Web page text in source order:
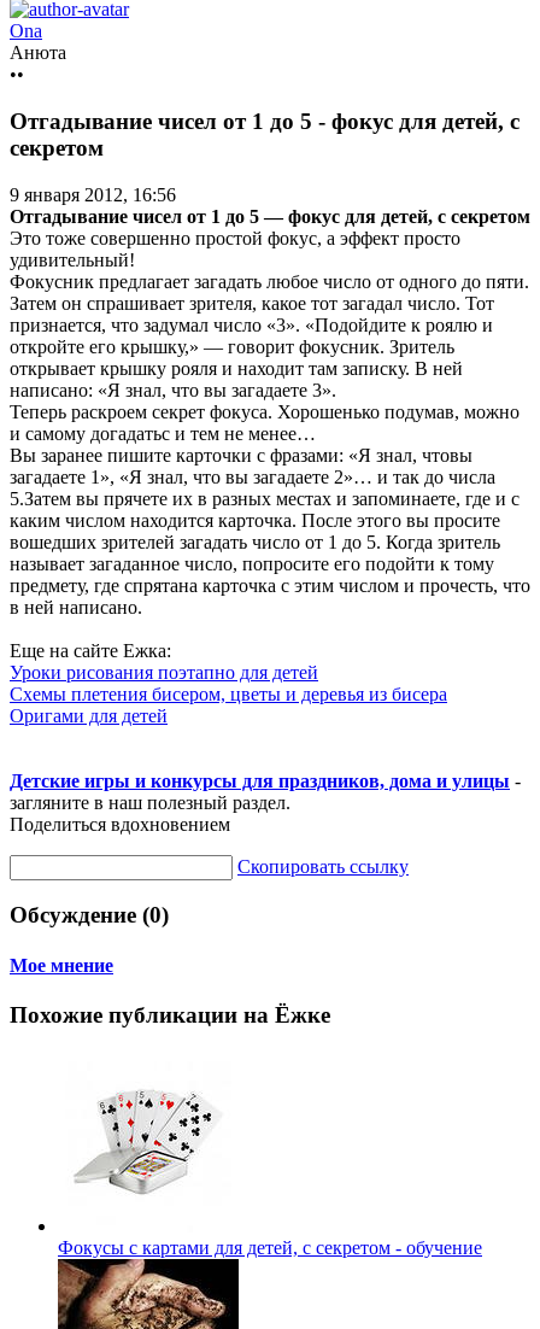
Ona
Анюта
••
Отгадывание чисел от 1 до 5 - фокус для детей, с
секретом
9 января 2012, 16:56
Отгадывание чисел от 1 до 5 — фокус для детей, с секретом
Это тоже совершенно простой фокус, а эффект просто
удивительный!
Фокусник предлагает загадать любое число от одного до пяти.
Затем он спрашивает зрителя, какое тот загадал число. Тот
признается, что задумал число «3». «Подойдите к роялю и
откройте его крышку,» — говорит фокусник. Зритель
открывает крышку рояля и находит там записку. В ней
написано: «Я знал, что вы загадаете 3».
Теперь раскроем секрет фокуса. Хорошенько подумав, можно
и самому догадатьс и тем не менее…
Вы заранее пишите карточки с фразами: «Я знал, чтовы
загадаете 1», «Я знал, что вы загадаете 2»… и так до числа
5.Затем вы прячете их в разных местах и запоминаете, где и с
каким числом находится карточка. После этого вы просите
вошедших зрителей загадать число от 1 до 5. Когда зритель
называет загаданное число, попросите его подойти к тому
предмету, где спрятана карточка с этим числом и прочесть, что
в ней написано.
Еще на сайте Ежка:
Уроки рисования поэтапно для детей
Схемы плетения бисером, цветы и деревья из бисера
Оригами для детей
Детские игры и конкурсы для праздников, дома и улицы -
загляните в наш полезный раздел.
Поделиться вдохновением
Скопировать ссылку
Обсуждение (0)
Мое мнение
Похожие публикации на Ёжке
Фокусы с картами для детей, с секретом - обучение